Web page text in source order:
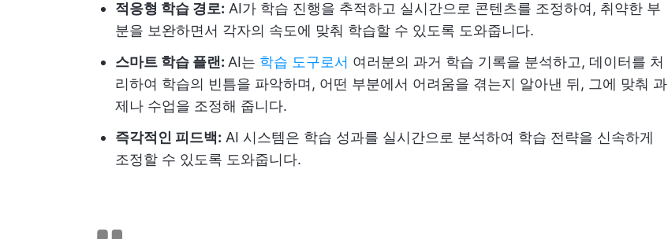
적응형 학습 경로: AI가 학습 진행을 추적하고 실시간으로 콘텐츠를 조정하여, 취약한 부
분을 보완하면서 각자의 속도에 맞춰 학습할 수 있도록 도와줍니다.
스마트 학습 플랜: AI는 학습 도구로서 여러분의 과거 학습 기록을 분석하고, 데이터를 처
리하여 학습의 빈틈을 파악하며, 어떤 부분에서 어려움을 겪는지 알아낸 뒤, 그에 맞춰 과
제나 수업을 조정해 줍니다.
즉각적인 피드백: AI 시스템은 학습 성과를 실시간으로 분석하여 학습 전략을 신속하게
조정할 수 있도록 도와줍니다.